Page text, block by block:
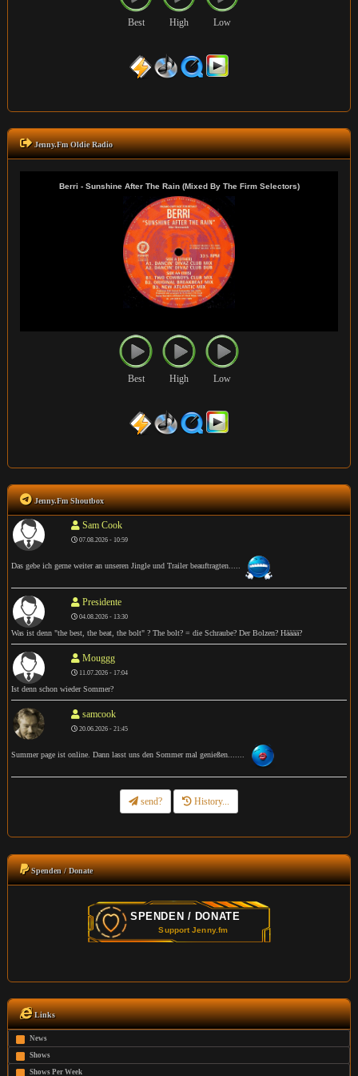
Best High Low
Jenny.Fm Oldie Radio
Best High Low
Jenny.Fm Shoutbox
Sam Cook
07.08.2026 - 10:59
Das gebe ich gerne weiter an unseren Jingle und Trailer beauftragten.....
Presidente
04.08.2026 - 13:30
Was ist denn "the best, the beat, the bolt" ? The bolt? = die Schraube? Der Bolzen? Hääää?
Mouggg
11.07.2026 - 17:04
Ist denn schon wieder Sommer?
samcook
20.06.2026 - 21:45
Summer page ist online. Dann lasst uns den Sommer mal genießen.......
send? History...
Spenden / Donate
Links
News
Shows
Shows Per Week